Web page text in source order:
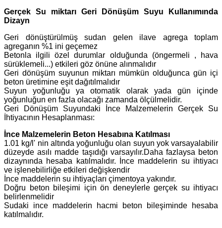
Gerçek Su miktarı Geri Dönüşüm Suyu Kullanımında
Dizayn
Geri dönüştürülmüş sudan gelen ilave agrega toplam
agreganın %1 ini geçemez
Betonla ilgili özel durumlar olduğunda (öngermeli , hava
sürüklemeli...) etkileri göz önüne alınmalıdır
Geri dönüşüm suyunun miktarı mümkün olduğunca gün içi
beton üretimine eşit dağıtılmalıdır
Suyun yoğunluğu ya otomatik olarak yada gün içinde
yoğunluğun en fazla olacağı zamanda ölçülmelidir.
Geri Dönüşüm Suyundaki İnce Malzemelerin Gerçek Su
İhtiyacının Hesaplanması:
İnce Malzemelerin Beton Hesabına Katılması
1.01 kg/l' nin altında yoğunluğu olan suyun yok varsayalabilir
düzeyde asılı madde taşıdığı varsayılır.Daha fazlaysa beton
dizaynında hesaba katılmalıdır. İnce maddelerin su ihtiyacı
ve işlenebilirliğe etkileri değişkendir
İnce maddelerin su ihtiyaçları çimentoya yakındır.
Doğru beton bileşimi için ön deneylerle gerçek su ihtiyacı
belirlenmelidir
Sudaki ince maddelerin hacmi beton bileşiminde hesaba
katılmalıdır.